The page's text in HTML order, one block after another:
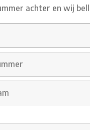
achter en wij